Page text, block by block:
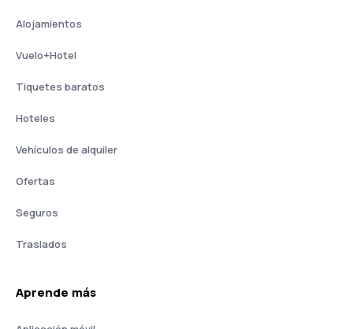
Alojamientos
Vuelo+Hotel
Tiquetes baratos
Hoteles
Vehículos de alquiler
Ofertas
Seguros
Traslados
Aprende más